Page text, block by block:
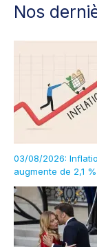
Nos
03/08/2026:
augmente de 2,1